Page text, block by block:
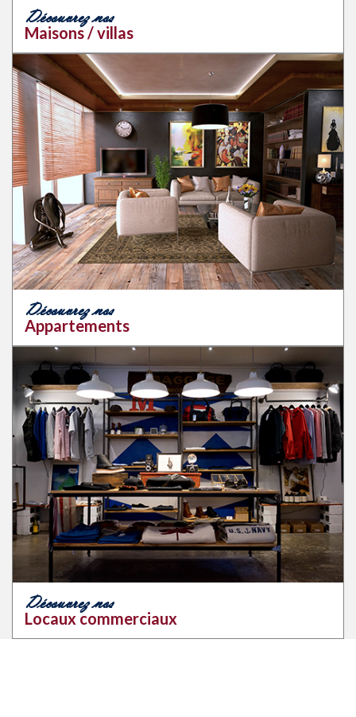
Découvrez nos
Maisons / villas
Découvrez nos
Appartements
Découvrez nos
Locaux commerciaux